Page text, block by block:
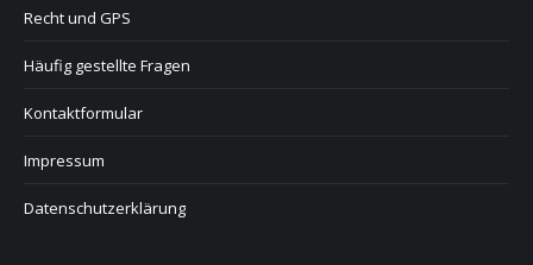
Recht und GPS
Häufig gestellte Fragen
Kontaktformular
Impressum
Datenschutzerklärung